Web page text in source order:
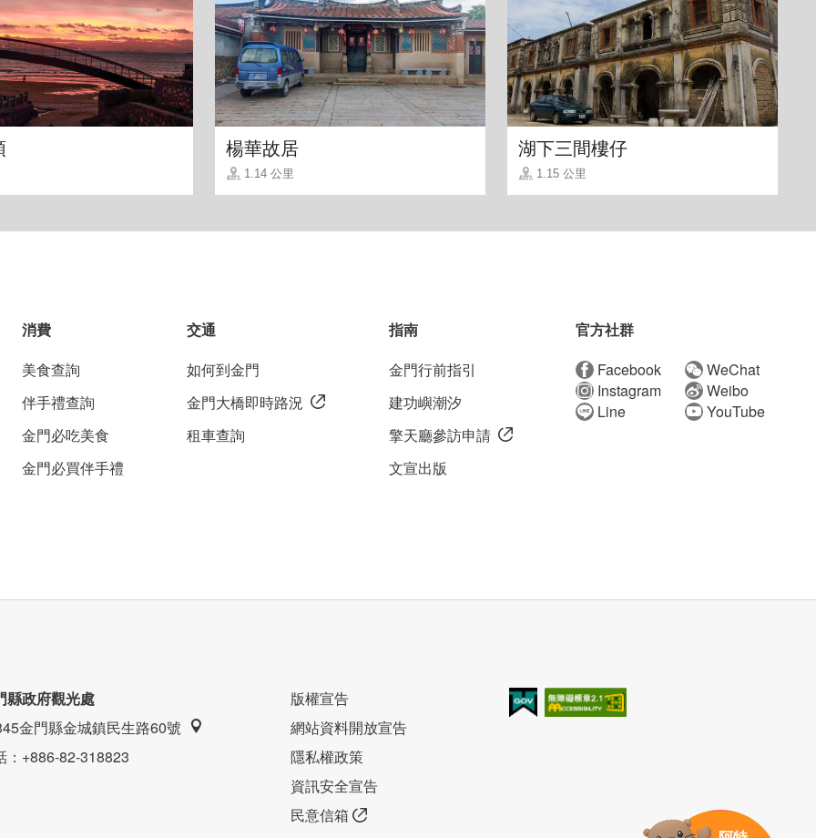
望無際的直視大海真的好過癮~
楊華故居
1.14 公里
湖下三間樓仔
1.15 公里
消費
美食查詢
伴手禮查詢
金門必吃美食
金門必買伴手禮
交通
如何到金門
金門大橋即時路況
租車查詢
指南
金門行前指引
建功嶼潮汐
擎天廳參訪申請
文宣出版
官方社群
Facebook
WeChat
Instagram
Weibo
Line
YouTube
縣政府觀光處
金門縣金城鎮民生路60號
：+886-82-318823
版權宣告
網站資料開放宣告
隱私權政策
資訊安全宣告
民意信箱